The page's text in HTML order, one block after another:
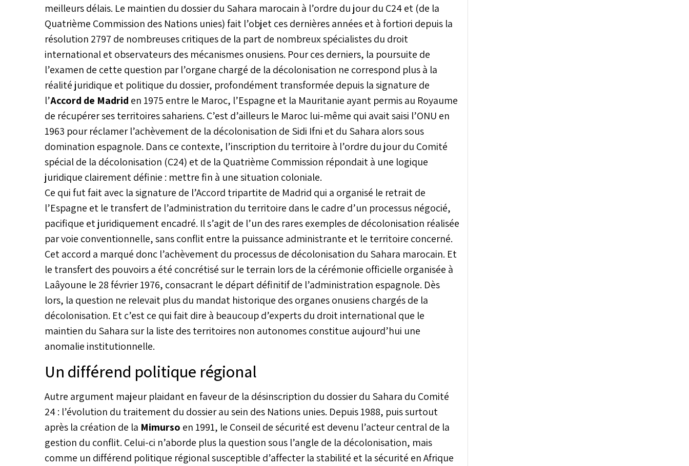
meilleurs délais. Le maintien du dossier du Sahara marocain à l’ordre du jour du C24 et (de la
Quatrième Commission des Nations unies) fait l’objet ces dernières années et à fortiori depuis la
résolution 2797 de nombreuses critiques de la part de nombreux spécialistes du droit
international et observateurs des mécanismes onusiens. Pour ces derniers, la poursuite de
l’examen de cette question par l’organe chargé de la décolonisation ne correspond plus à la
réalité juridique et politique du dossier, profondément transformée depuis la signature de
l’Accord de Madrid en 1975 entre le Maroc, l’Espagne et la Mauritanie ayant permis au Royaume
de récupérer ses territoires sahariens. C’est d’ailleurs le Maroc lui-même qui avait saisi l’ONU en
1963 pour réclamer l’achèvement de la décolonisation de Sidi Ifni et du Sahara alors sous
domination espagnole. Dans ce contexte, l’inscription du territoire à l’ordre du jour du Comité
spécial de la décolonisation (C24) et de la Quatrième Commission répondait à une logique
juridique clairement définie : mettre fin à une situation coloniale.
Ce qui fut fait avec la signature de l’Accord tripartite de Madrid qui a organisé le retrait de
l’Espagne et le transfert de l’administration du territoire dans le cadre d’un processus négocié,
pacifique et juridiquement encadré. Il s’agit de l’un des rares exemples de décolonisation réalisée
par voie conventionnelle, sans conflit entre la puissance administrante et le territoire concerné.
Cet accord a marqué donc l’achèvement du processus de décolonisation du Sahara marocain. Et
le transfert des pouvoirs a été concrétisé sur le terrain lors de la cérémonie officielle organisée à
Laâyoune le 28 février 1976, consacrant le départ définitif de l’administration espagnole. Dès
lors, la question ne relevait plus du mandat historique des organes onusiens chargés de la
décolonisation. Et c’est ce qui fait dire à beaucoup d’experts du droit international que le
maintien du Sahara sur la liste des territoires non autonomes constitue aujourd’hui une
anomalie institutionnelle.
Un différend politique régional
Autre argument majeur plaidant en faveur de la désinscription du dossier du Sahara du Comité
24 : l’évolution du traitement du dossier au sein des Nations unies. Depuis 1988, puis surtout
après la création de la Mimurso en 1991, le Conseil de sécurité est devenu l’acteur central de la
gestion du conflit. Celui-ci n’aborde plus la question sous l’angle de la décolonisation, mais
comme un différend politique régional susceptible d’affecter la stabilité et la sécurité en Afrique